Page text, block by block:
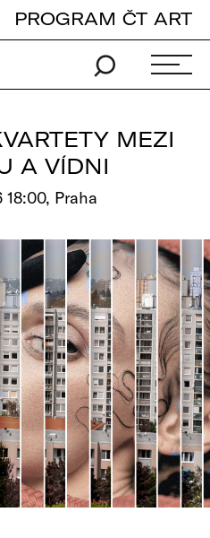
PROGRAM ČT ART
MEZI
A VÍDNI
18:00, Praha